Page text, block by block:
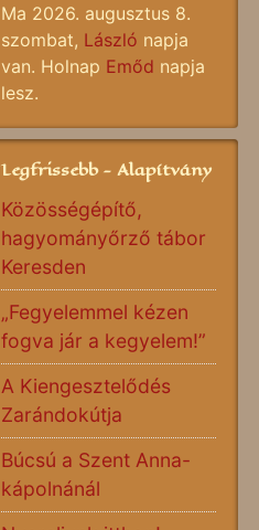
Ma 2026. augusztus 8.
szombat, László napja
van. Holnap Emőd napja
lesz.
Legfrissebb - Alapítvány
Közösségépítő,
hagyományőrző tábor
Keresden
„Fegyelemmel kézen
fogva jár a kegyelem!”
A Kiengesztelődés
Zarándokútja
Búcsú a Szent Anna-
kápolnánál